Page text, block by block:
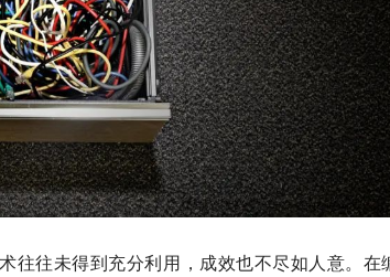
往往未得到充分利用，成效也不尽如人意。在